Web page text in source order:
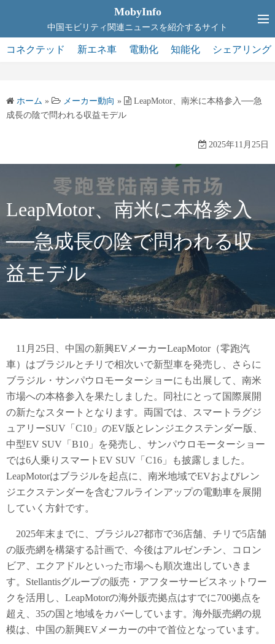
テ
ン
ス
キ
MobyInfo
中国モビリティ関連ニュースを紹介するサイト
コネクテッド 新エネ車 電動化 知能化 シェアリング
ホーム » メーカー動向 »
LeapMotor、南米に本格参入──急
成長の陰で問われる収益モデル
2025年11月25日
LeapMotor、南米に本格参入
──急成長の陰で問われる収
益モデル
11月25日、中国の新興EVメーカーLeapMotor（零跑汽
車）はブラジルとチリで相次いで新型車を発売し、さらに
ブラジル・サンパウロモーターショーにも出展して、南米
市場への本格参入を果たしました。同社にとって国際展開
の新たなスタートとなります。両国では、スマートラグジ
ュアリーSUV「C10」のEV版とレンジエクステンダー版、
中型EV SUV「B10」を発売し、サンパウロモーターショー
では6人乗りスマートEV SUV「C16」も披露しました。
LeapMotorはブラジルを起点に、南米地域でEVおよびレン
ジエクステンダーを含むフルラインアップの電動車を展開
していく方針です。
2025年末までに、ブラジル27都市で36店舗、チリで5店舗
の販売網を構築する計画で、今後はアルゼンチン、コロン
ビア、エクアドルといった市場へも順次進出していきま
す。Stellantisグループの販売・アフターサービスネットワー
クを活用し、LeapMotorの海外販売拠点はすでに700拠点を
超え、35の国と地域をカバーしています。海外販売網の規
模は、中国の新興EVメーカーの中で首位となっています。